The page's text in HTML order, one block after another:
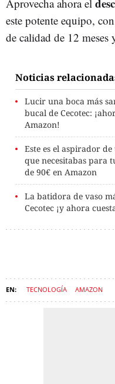
Aprovecha ahora el
este potente equipo,
de calidad de 12
Noticias
Lucir una boca más
bucal de Cecotec:
Amazon!
Este es el aspirador
que necesitabas para
de 90€ en Amazon
La batidora de vaso
Cecotec ¡y ahora
TECNOLOGÍA AMAZON